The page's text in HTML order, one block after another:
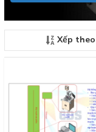
Xếp theo